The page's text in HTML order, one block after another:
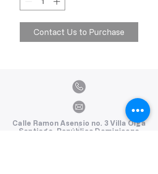
Contact Us to Purchase
Calle Ramon Asensio no. 3 Villa Olga
Santiago, República Dominicana